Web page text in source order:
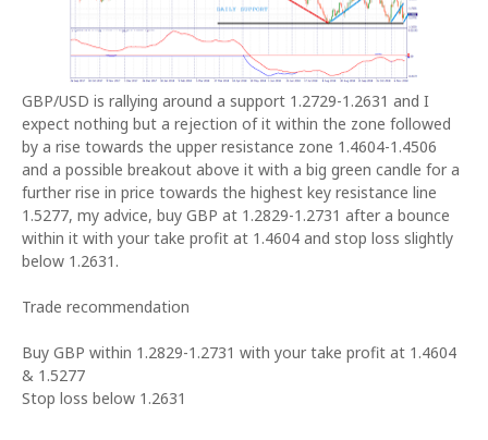
GBP/USD is rallying around a support 1.2729-1.2631 and I
expect nothing but a rejection of it within the zone followed
by a rise towards the upper resistance zone 1.4604-1.4506
and a possible breakout above it with a big green candle for a
further rise in price towards the highest key resistance line
1.5277, my advice, buy GBP at 1.2829-1.2731 after a bounce
within it with your take profit at 1.4604 and stop loss slightly
below 1.2631.
Trade recommendation
Buy GBP within 1.2829-1.2731 with your take profit at 1.4604
& 1.5277
Stop loss below 1.2631